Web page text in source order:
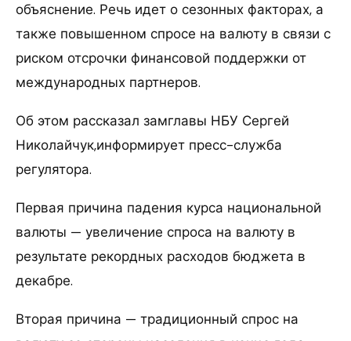
объяснение. Речь идет о сезонных факторах, а
также повышенном спросе на валюту в связи с
риском отсрочки финансовой поддержки от
международных партнеров.
Об этом рассказал замглавы НБУ Сергей
Николайчук,информирует пресс-служба
регулятора.
Первая причина падения курса национальной
валюты — увеличение спроса на валюту в
результате рекордных расходов бюджета в
декабре.
Вторая причина — традиционный спрос на